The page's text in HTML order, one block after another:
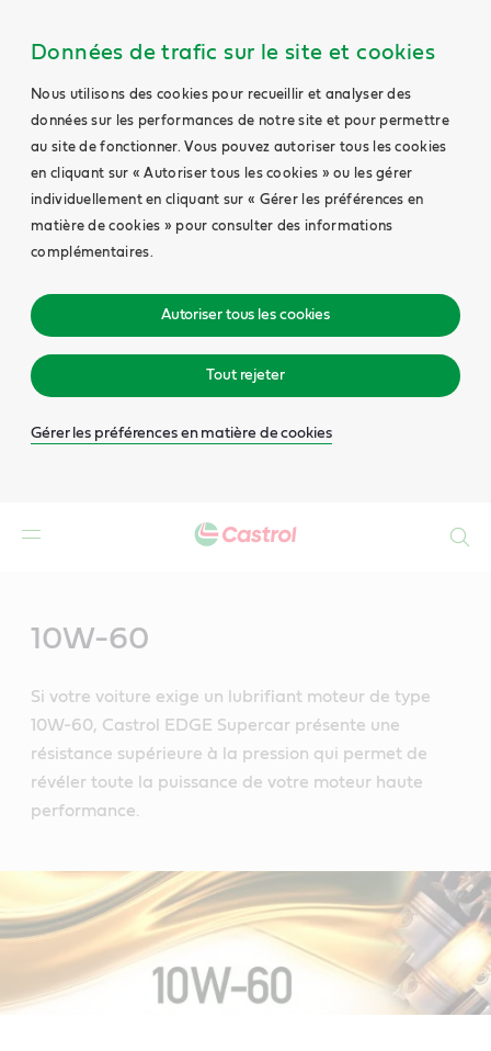
Données de trafic sur le site et cookies
Nous utilisons des cookies pour recueillir et analyser des
données sur les performances de notre site et pour permettre
au site de fonctionner. Vous pouvez autoriser tous les cookies
en cliquant sur « Autoriser tous les cookies » ou les gérer
individuellement en cliquant sur « Gérer les préférences en
matière de cookies » pour consulter des informations
complémentaires.
Autoriser tous les cookies
Tout rejeter
Gérer les préférences en matière de cookies
10W-60
Si votre voiture exige un lubrifiant moteur de type
10W-60, Castrol EDGE Supercar présente une
résistance supérieure à la pression qui permet de
révéler toute la puissance de votre moteur haute
performance.